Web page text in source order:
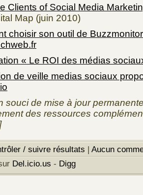
Clients of Social Media
Map (juin 2010)
choisir son outil de
« Le ROI des médias
de veille medias sociaux
souci de mise à jour
des ressources
/ suivre résultats | Aucun
Del.icio.us - Digg